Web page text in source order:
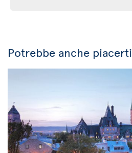
Potrebbe anche piacerti